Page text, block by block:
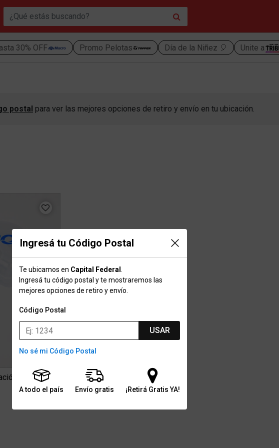
30% OFF Promo Pelotas Día de la Niñez 🎈 Unite a
Ingresá tu Código Postal
Te ubicamos en Capital Federal
Ingresá tu código postal y te mostraremos las
mejores opciones de retiro y envío.
Código Postal
USAR
No sé mi Código Postal
A todo el país Envío gratis ¡Retirá Gratis YA!
postal para ver las mejores opciones de retiro y envío en tu ubicación.